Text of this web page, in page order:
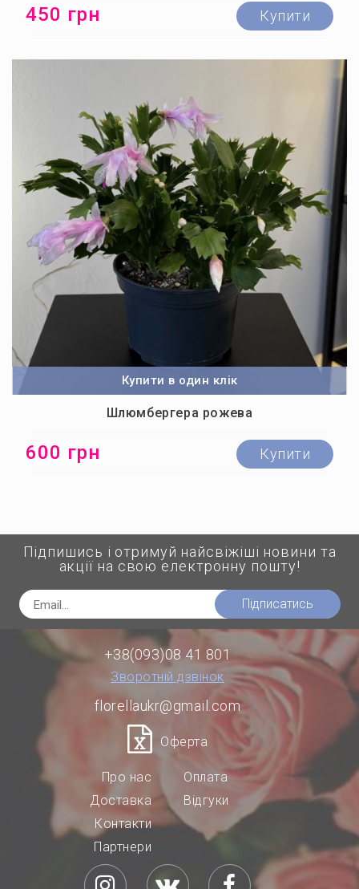
450 грн Купити
Купити в один клік
Шлюмбергера рожева
600 грн Купити
Підпишись і отримуй найсвіжіші новини та
акції на свою електронну пошту!
Підписатись
+38(093)08 41 801
Зворотній дзвінок
florellaukr@gmail.com
Оферта
Про нас
Доставка
Оплата
Відгуки
Контакти
Партнери